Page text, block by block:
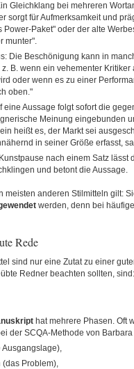
Gleichklang bei mehreren
sorgt für Aufmerksamkeit und
Power-Paket" oder der alte
munter".
Die Beschönigung kann in
B. wenn ein vehementer Kritiker
oder wenn es zu einer
oben."
eine Aussage folgt sofort die
Meinung eingebunden
heißt es, der Markt sei
in seiner Größe erfasst,
nach einem Satz lässt
und betont die Aussage.
meisten anderen Stilmitteln gilt:
werden, denn bei
Rede
sind nur eine Zutat zu einer
Redner beachten sollten, sind:
hat mehrere Phasen. Oft
der SCQA-Methode von
Ausgangslage),
Problem),